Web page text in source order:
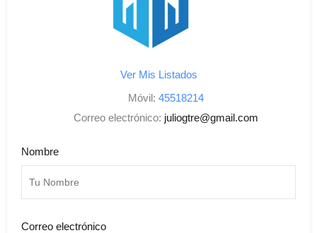
Ver Mis Listados
Móvil: 45518214
Correo electrónico: juliogtre@gmail.com
Nombre
Correo electrónico